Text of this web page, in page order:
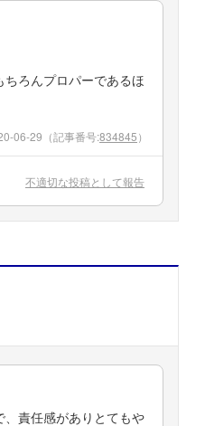
ろんプロパーであるほ
06-29 （記事番号:834845）
不適切な投稿として報告
、責任感がありとてもや